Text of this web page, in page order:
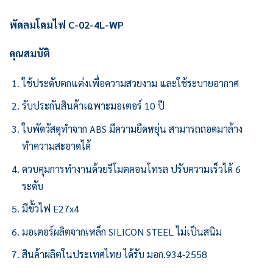
พัดลมโคมไฟ C-02-4L-WP
คุณสมบัติ
ใช้ประดับตกแต่งเพื่อความสวยงาม และใช้ระบายอากาศ
รับประกันสินค้าเฉพาะมอเตอร์ 10 ปี
ใบพัดวัสดุทำจาก ABS มีความยืดหยุ่น สามารถถอดมาล้าง
ทำความสะอาดได้
ควบคุมการทำงานด้วยรีโมตคอนโทรล ปรับความเร็วได้ 6
ระดับ
มีขั้วไฟ E27x4
มอเตอร์ผลิตจากเหล็ก SILICON STEEL ไม่เป็นสนิม
สินค้าผลิตในประเทศไทย ได้รับ มอก.934-2558